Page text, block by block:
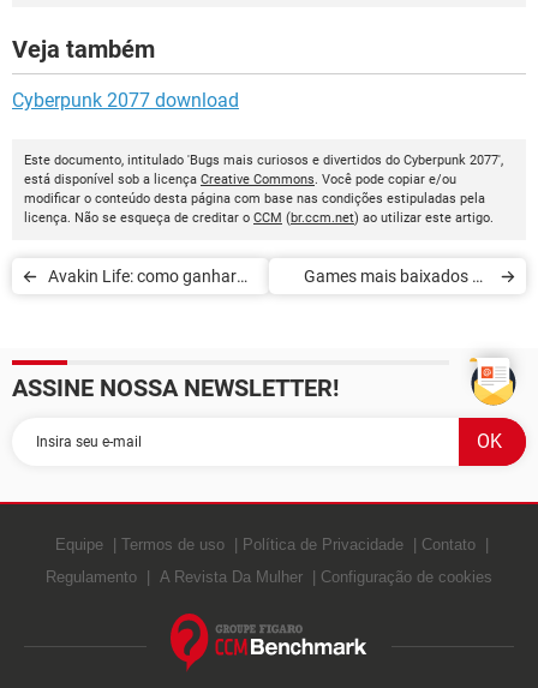
Veja também
Cyberpunk 2077 download
Este documento, intitulado 'Bugs mais curiosos e divertidos do Cyberpunk 2077',
está disponível sob a licença Creative Commons. Você pode copiar e/ou
modificar o conteúdo desta página com base nas condições estipuladas pela
licença. Não se esqueça de creditar o CCM (br.ccm.net) ao utilizar este artigo.
Avakin Life: como ganhar
Games mais baixados de
ASSINE NOSSA NEWSLETTER!
Equipe Termos de uso Política de Privacidade
Contato
Regulamento
A Revista Da Mulher Configuração de cookies